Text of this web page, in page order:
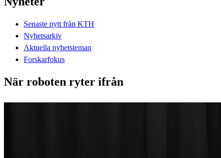
Senaste nytt från KTH
Nyhetsarkiv
Aktuella nyhetsteman
Forskarfokus
När roboten ryter ifrån